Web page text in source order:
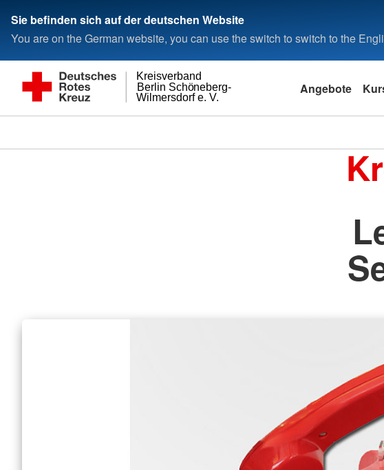
Sie befinden sich auf der deutschen Website
You are on the German website, you can use the switch to switch to the
Wilmersdorf e. V.
Berlin Schöneberg-
Kreisverband
Angebote